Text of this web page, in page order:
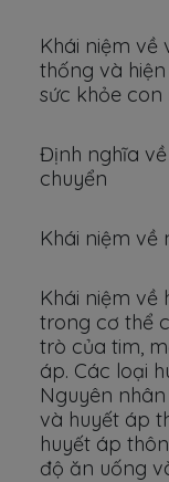
Khái niệm về
thống và
sức khỏe
Định nghĩa
chuyển
Khái niệm về
Khái niệm
trong cơ thể
trò của tim,
áp. Các loại
Nguyên
và huyết áp
huyết áp
độ ăn uống